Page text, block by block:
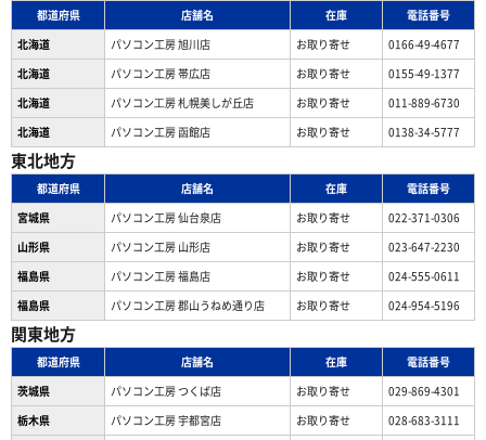
都道府県 店舗名 在庫
電話番号
北海道
パソコン工房 旭川店 お取り寄せ
0166-49-4677
北海道
パソコン工房 帯広店 お取り寄せ
0155-49-1377
北海道
パソコン⼯房 札幌美しが丘店 お取り寄せ
011-889-6730
北海道
パソコン工房 函館店 お取り寄せ 0138-34-5777
東北地方
都道府県 店舗名 在庫
電話番号
宮城県
パソコン工房 仙台泉店 お取り寄せ
022-371-0306
山形県
パソコン工房 山形店 お取り寄せ
023-647-2230
福島県
パソコン工房 福島店 お取り寄せ
024-555-0611
福島県
パソコン工房 郡山うねめ通り店 お取り寄せ 024-954-5196
関東地方
都道府県 店舗名 在庫
電話番号
茨城県
パソコン工房 つくば店 お取り寄せ
029-869-4301
栃木県
パソコン工房 宇都宮店 お取り寄せ
028-683-3111